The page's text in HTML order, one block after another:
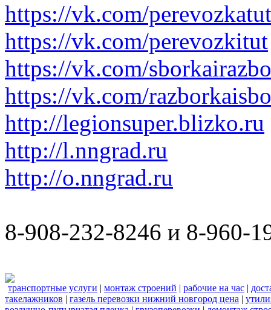
https://vk.com/perevozkatut
https://vk.com/perevozkitut
https://vk.com/
https://vk.com/
http://legionsuper.blizko.ru
http://l.nngrad.ru
http://o.nngrad.ru
8-908-232-8246 и 8-960-
транспортные услуги | монтаж строений | рабочие на час |
такелажников | газель перевозки нижний новгород цена |